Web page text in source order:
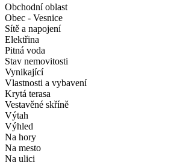
Obchodní oblast
Obec - Vesnice
Sítě a napojení
Elektřina
Pitná voda
Stav nemovitosti
Vynikající
Vlastnosti a vybavení
Krytá terasa
Vestavěné skříně
Výtah
Výhled
Na hory
Na mesto
Na ulici